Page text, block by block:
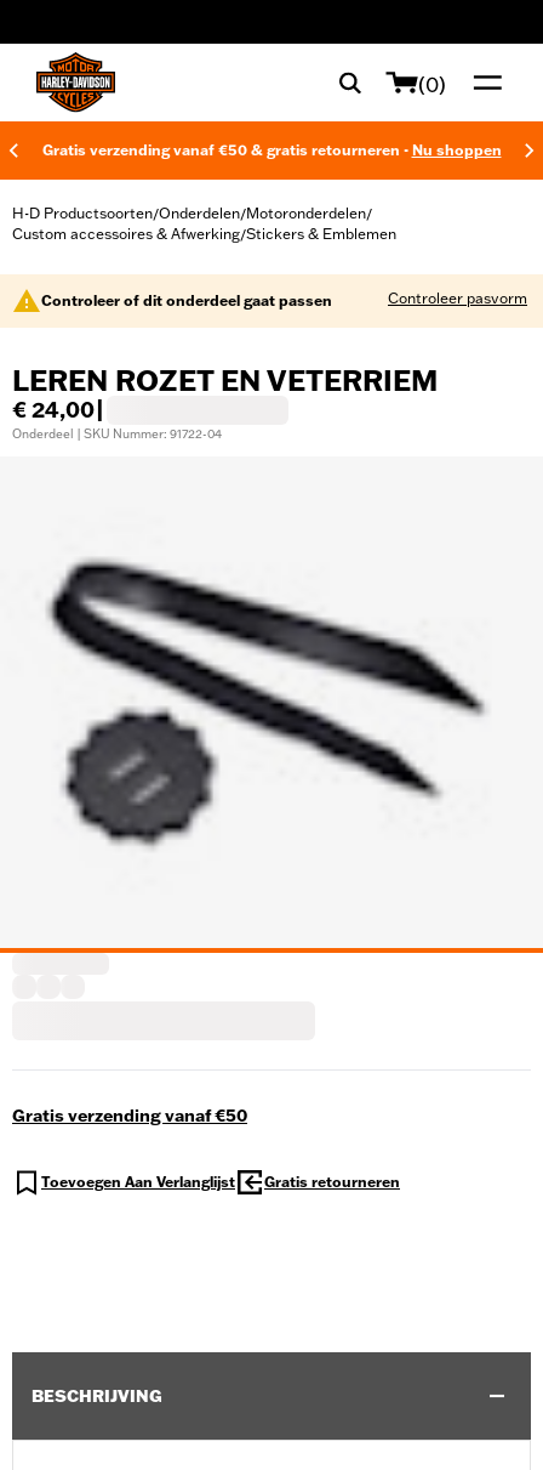
(0)
Gratis verzending vanaf €50 & gratis retourneren - Nu shoppen
H-D Productsoorten/Onderdelen/Motoronderdelen/
Custom accessoires & Afwerking/Stickers & Emblemen
Controleer of dit onderdeel gaat passen Controleer pasvorm
LEREN ROZET EN VETERRIEM
€ 24,00
Onderdeel | SKU Nummer: 91722-04
Gratis verzending vanaf €50
Toevoegen Aan Verlanglijst Gratis retourneren
BESCHRIJVING